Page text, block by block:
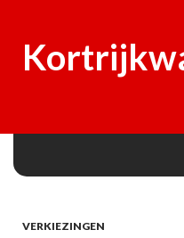
VERKIEZINGEN